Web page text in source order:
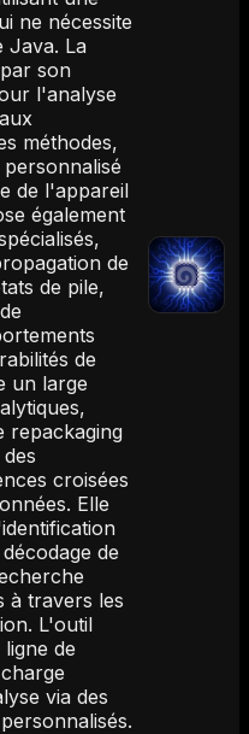
ne nécessite
Java. La
son
l'analyse
méthodes,
de l'appareil
également
de
de pile,
de
un large
repackaging
croisées
Elle
de
à travers les
L'outil
de
via des